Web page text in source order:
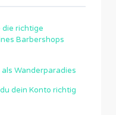
die richtige
Barbershops
Wanderparadies
dein Konto richtig